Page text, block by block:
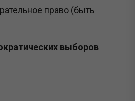
право (быть
выборов